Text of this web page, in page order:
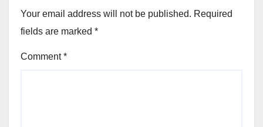
Your email address will not be published. Required
fields are marked *
Comment*